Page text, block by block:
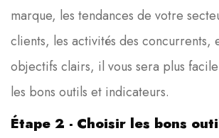
marque, les tendances de votre
clients, les activités des concurrents,
objectifs clairs, il vous sera plus
les bons outils et indicateurs.
Étape 2 - Choisir les bons